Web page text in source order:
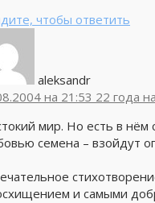
чтобы ответить
aleksandr
на 21:53 22 года
мир. Но есть в нём
семена – взойдут
и самыми